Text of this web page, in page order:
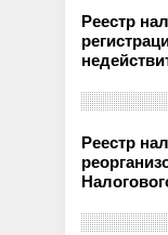
Реестр
Реестр